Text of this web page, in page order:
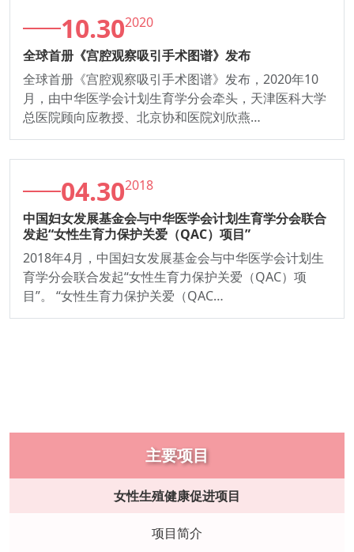
主要项目
女性生殖健康促进项目
项目简介
10.302020
全球首册《宫腔观察吸引手术图谱》发布
全球首册《宫腔观察吸引手术图谱》发布，2020年10
月，由中华医学会计划生育学分会牵头，天津医科大学
总医院顾向应教授、北京协和医院刘欣燕…
04.302018
中国妇女发展基金会与中华医学会计划生育学分会联合
发起“女性生育力保护关爱（QAC）项目”
2018年4月，中国妇女发展基金会与中华医学会计划生
育学分会联合发起“女性生育力保护关爱（QAC）项
目”。 “女性生育力保护关爱（QAC…